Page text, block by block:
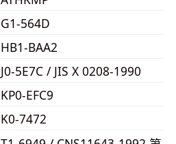
G1-564D
HB1-BAA2
J0-5E7C / JIS X 0208-1990
KP0-EFC9
K0-7472